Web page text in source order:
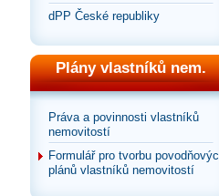
dPP České republiky
Plány vlastníků nem.
Práva a povinnosti vlastníků
nemovitostí
Formulář pro tvorbu
plánů vlastníků nemovitostí